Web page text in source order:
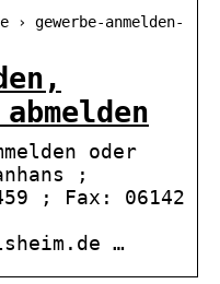
gewerbe-anmelden-
oder
;
; Fax: 06142
…